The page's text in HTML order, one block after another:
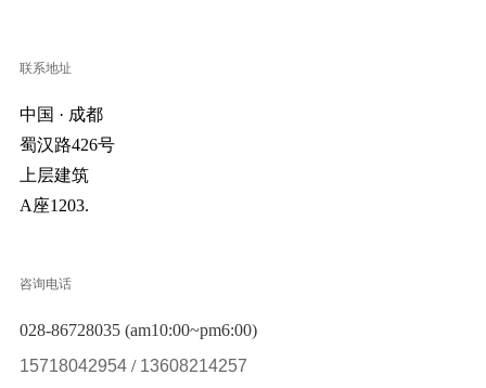
联系地址
中国 · 成都
蜀汉路426号
上层建筑
A座1203.
咨询电话
028-86728035 (am10:00~pm6:00)
15718042954/ 13608214257